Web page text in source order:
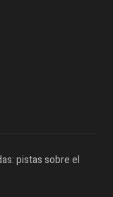
pistas sobre el